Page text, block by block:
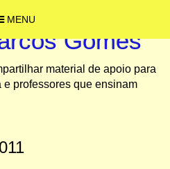
MENU
Gomes
material de apoio para
professores que ensinam